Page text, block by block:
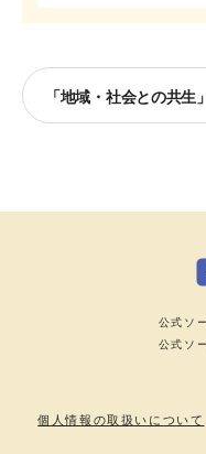
「地域・社会との共
個人情報の取扱いについて
公式ソ
公式ソ